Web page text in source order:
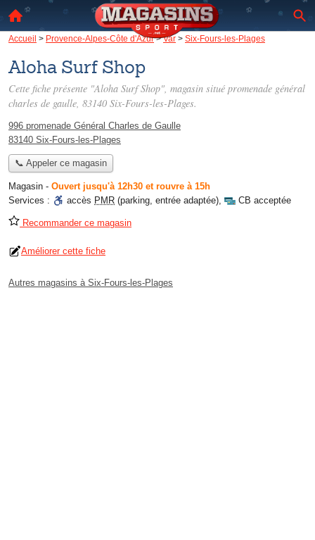
Accueil > Provence-Alpes-Côte d'Azur>Var > Six-Fours-les-Plages
Aloha Surf Shop
Cette fiche présente "Aloha Surf Shop", magasin situé promenade général
charles de gaulle, 83140 Six-Fours-les-Plages.
996 promenade Général Charles de Gaulle
83140 Six-Fours-les-Plages
📞 Appeler ce magasin
Magasin - Ouvert jusqu'à 12h30 et rouvre à 15h
Services :
accès PMR (parking, entrée adaptée), CB acceptée
Recommander ce magasin
Améliorer cette fiche
Autres magasins à Six-Fours-les-Plages